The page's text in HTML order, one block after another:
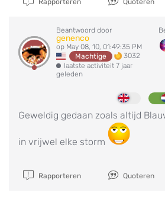
Rapporteren Quoteren
Beantwoord door
genenco
op May 08, 10, 01:49:35 PM
Machtige
3032
laatste activiteit 7 jaar
geleden
Geweldig gedaan zoals altijd
in vrijwel elke storm
Rapporteren Quoteren